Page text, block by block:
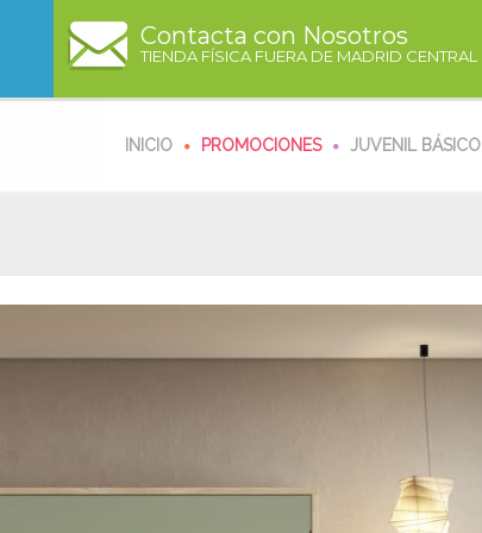
Contacta con Nosotros
TIENDA FÍSICA FUERA DE MADRID CENTRAL
INICIO PROMOCIONES JUVENIL BÁSICO